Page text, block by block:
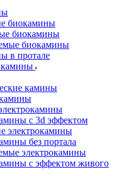
биокамины
биокамины
биокамины
в протале
камины
камины
с 3d эффектом
электрокамины
без портала
электрокамины
с эффектом живого